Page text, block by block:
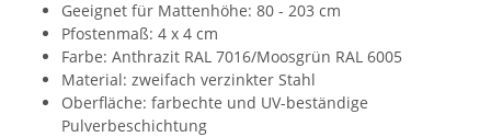
Geeignet für Mattenhöhe: 80 - 203 cm
Pfostenmaß: 4 x 4 cm
Farbe: Anthrazit RAL 7016/Moosgrün RAL 6005
Material: zweifach verzinkter Stahl
Oberfläche: farbechte und UV-beständige
Pulverbeschichtung